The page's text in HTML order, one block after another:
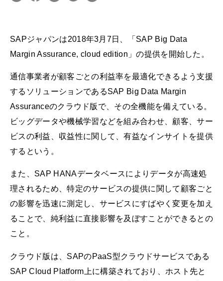
SAPジャパンは2018年3月7日、「SAP Big Data
Margin Assurance, cloud edition」の提供を開始した。
通信事業者が顧客ごとの利益率を最適化できるよう支援
するソリューションであるSAP Big Data Margin
Assuranceのクラウド版で、その全機能を備えている。
ビッグデータや機械学習などを組み合わせ、顧客、サー
ビスの利益、収益性に関して、有益なインサイトを提供
するという。
また、SAP HANAデータベースによりデータが高速処
理されるため、特定のサービスの提供に関して顧客ごと
の影響を迅速に測定し、サービスにすばやく変更を加え
ることで、純利益に直接影響を及ぼすことができるとの
こと。
クラウド版は、SAPのPaaS型クラウドサービスである
SAP Cloud Platform上に構築されており、ホスト先と